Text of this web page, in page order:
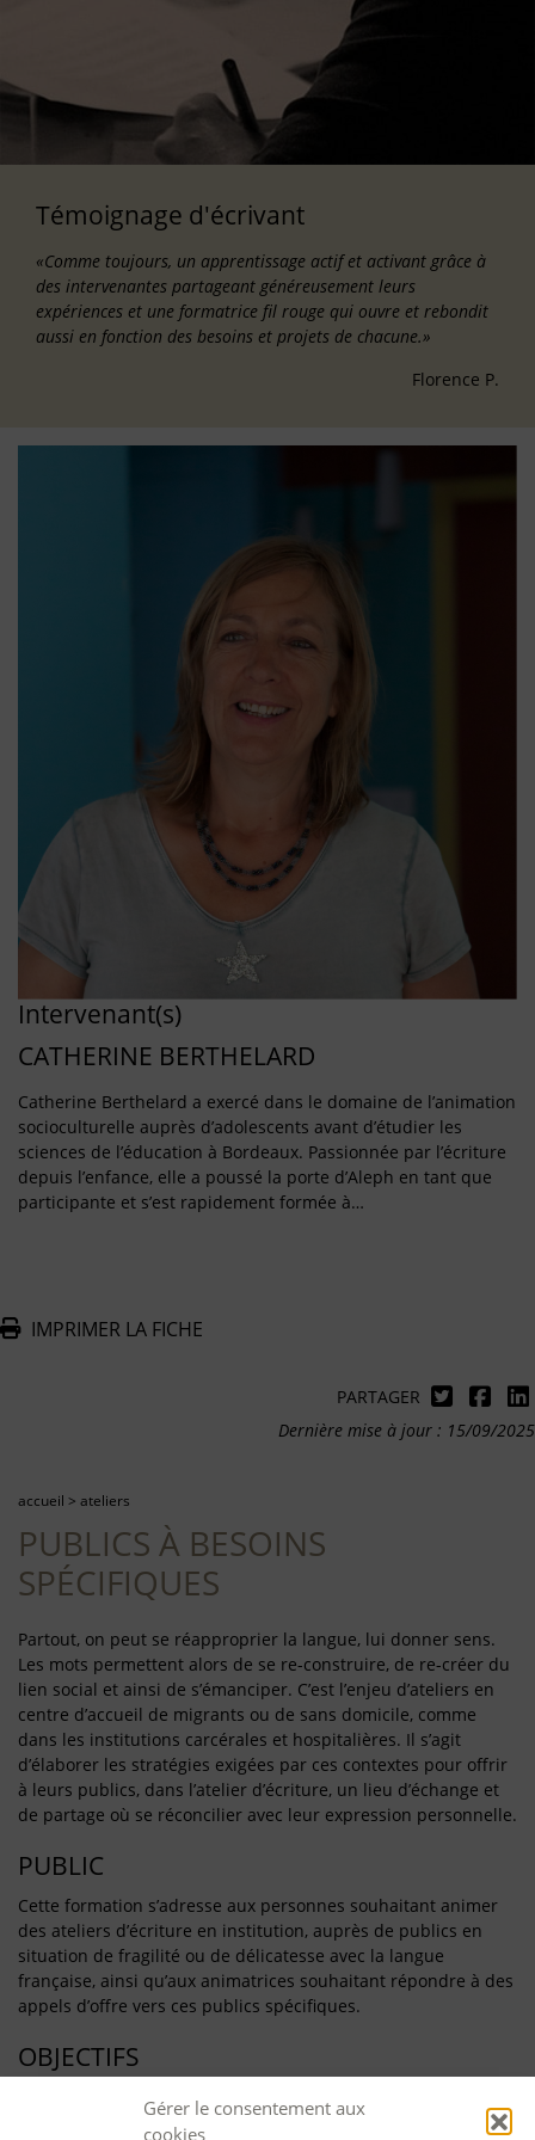
Gérer le consentement aux
cookies
Témoignage d'écrivant
«Comme toujours, un apprentissage actif et activant grâce à
des intervenantes partageant généreusement leurs
expériences et une formatrice fil rouge qui ouvre et rebondit
aussi en fonction des besoins et projets de chacune.»
Florence P.
Intervenant(s)
CATHERINE BERTHELARD
Catherine Berthelard a exercé dans le domaine de l’animation
socioculturelle auprès d’adolescents avant d’étudier les
sciences de l’éducation à Bordeaux. Passionnée par l’écriture
depuis l’enfance, elle a poussé la porte d’Aleph en tant que
participante et s’est rapidement formée à…
IMPRIMER LA FICHE
PARTAGER
Dernière mise à jour : 15/09/2025
accueil > ateliers
PUBLICS À BESOINS
SPÉCIFIQUES
Partout, on peut se réapproprier la langue, lui donner sens.
Les mots permettent alors de se re-construire, de re-créer du
lien social et ainsi de s’émanciper. C’est l’enjeu d’ateliers en
centre d’accueil de migrants ou de sans domicile, comme
dans les institutions carcérales et hospitalières. Il s’agit
d’élaborer les stratégies exigées par ces contextes pour offrir
à leurs publics, dans l’atelier d’écriture, un lieu d’échange et
de partage où se réconcilier avec leur expression personnelle.
PUBLIC
Cette formation s’adresse aux personnes souhaitant animer
des ateliers d’écriture en institution, auprès de publics en
situation de fragilité ou de délicatesse avec la langue
française, ainsi qu’aux animatrices souhaitant répondre à des
appels d’offre vers ces publics spécifiques.
OBJECTIFS
Approfondir les savoir-faire humains qui permettent
d’adopter une posture adéquate